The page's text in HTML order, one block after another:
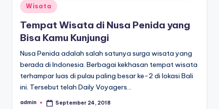
Posted
Wisata
Tempat Wisata di Nusa Penida yang
Bisa Kamu Kunjungi
Nusa Penida adalah salah satunya surga wisata yang
berada di Indonesia. Berbagai kekhasan tempat wisata
terhampar luas di pulau paling besar ke-2 di lokasi Bali
ini. Tersebut telah Daily Voyagers…
Posted
admin September 24, 2018